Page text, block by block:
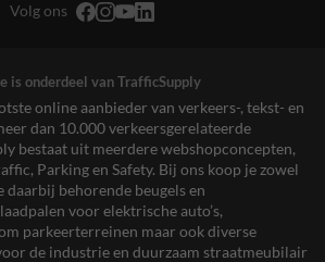
Volg ons
is onderdeel van TrafficSupply
online aanbieder van verkeers-, tekst- en
dan 10.000 verkeersgerelateerde
bestaat uit meerdere webshopconcepten,
Parking en Safety. Bij ons koop je zowel
daarbij behorende beugels en
voor elektrische auto’s,
parkeerterreinen maar ook diverse
de industrie en duurzaam straatmeubilair